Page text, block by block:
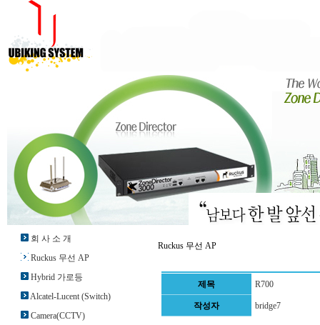
회 사 소 개
Ruckus 무선 AP
Hybrid 가로등
Alcatel-Lucent (Switch)
Camera(CCTV)
Ruckus 무선 AP
제목 R700
작성자 bridge7